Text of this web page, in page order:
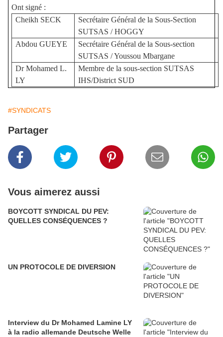
Ont signé :
Cheikh SECK
Secrétaire Général de la Sous-Section
SUTSAS / HOGGY
Abdou GUEYE
Secrétaire Général de la Sous-section
SUTSAS / Youssou Mbargane
Dr Mohamed L.
LY
Membre de la sous-section SUTSAS
IHS/District SUD
#SYNDICATS
Partager
Vous aimerez aussi
BOYCOTT SYNDICAL DU PEV:
QUELLES CONSÉQUENCES ?
UN PROTOCOLE DE DIVERSION
Interview du Dr Mohamed Lamine LY
à la radio allemande Deutsche Welle